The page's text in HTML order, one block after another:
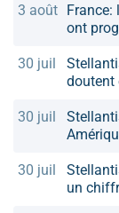
3 août France:
ont
30 juil
doutent
30 juil
30 juil
un